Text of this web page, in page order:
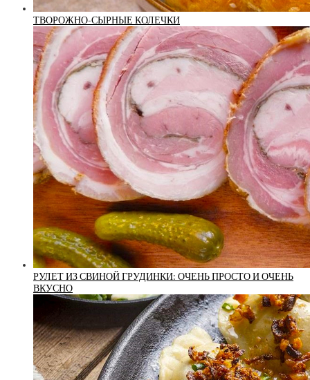
ТВОРОЖНО-СЫРНЫЕ КОЛЕЧКИ
РУЛЕТ ИЗ СВИНОЙ ГРУДИНКИ: ОЧЕНЬ ПРОСТО И ОЧЕНЬ
ВКУСНО